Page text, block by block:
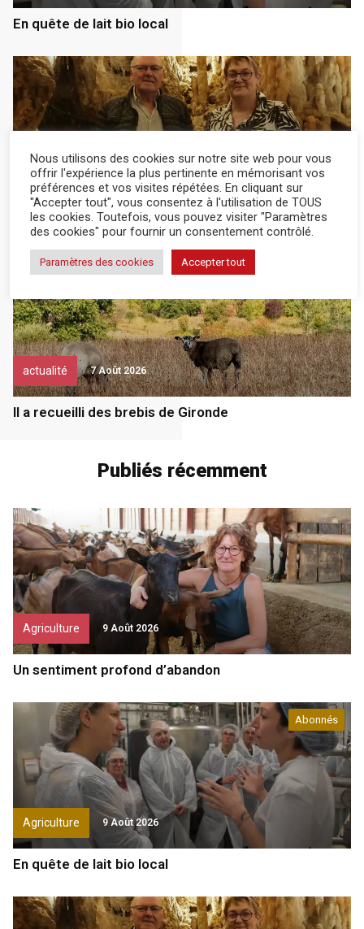
En quête de lait bio local
actualité 8 Août 2026
À la découverte des richesses de la grotte, au frais
actualité 7 Août 2026
Il a recueilli des brebis de Gironde
Publiés récemment
Agriculture 9 Août 2026
Un sentiment profond d’abandon
Agriculture
Abonnés
9 Août 2026
En quête de lait bio local
Nous utilisons des cookies sur notre site web pour vous
offrir l'expérience la plus pertinente en mémorisant vos
préférences et vos visites répétées. En cliquant sur
"Accepter tout", vous consentez à l'utilisation de TOUS
les cookies. Toutefois, vous pouvez visiter "Paramètres
des cookies" pour fournir un consentement contrôlé.
Paramètres des cookies Accepter tout